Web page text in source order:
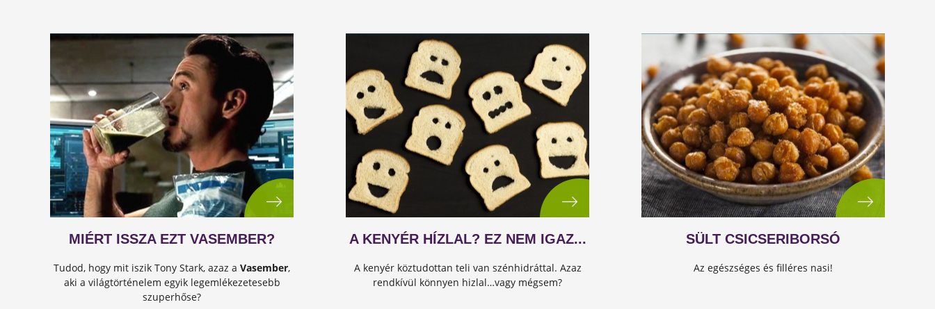
MIÉRT ISSZA EZT VASEMBER?
Tudod, hogy mit iszik Tony Stark, azaz a Vasember,
aki a világtörténelem egyik legemlékezetesebb
szuperhőse?
A KENYÉR HÍZLAL? EZ NEM IGAZ...
A kenyér köztudottan teli van szénhidráttal. Azaz
rendkívül könnyen hizlal…vagy mégsem?
SÜLT CSICSERIBORSÓ
Az egészséges és filléres nasi!